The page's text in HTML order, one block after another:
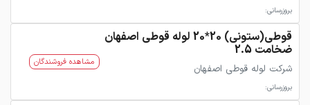
بروزرسانی:
قوطی(ستونی) 20*20 لوله قوطی اصفهان
ضخامت 2.5
شرکت لوله قوطی اصفهان
بروزرسانی:
مشاهده فروشندگان